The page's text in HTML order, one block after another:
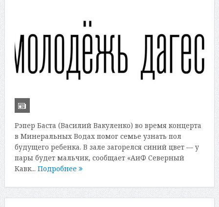
Рэпер Баста (Василий Вакуленко) во время концерта
в Минеральных Водах помог семье узнать пол
будущего ребенка. В зале загорелся синий цвет — у
пары будет мальчик, сообщает «АиФ Северный
Кавк... Подробнее